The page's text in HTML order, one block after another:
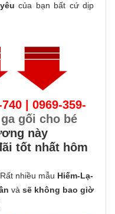
của bạn bất cứ dịp
| 0969-359-
gối cho bé
này
tốt nhất hôm
nhiều mẫu Hiếm-Lạ-
và sẽ không bao giờ